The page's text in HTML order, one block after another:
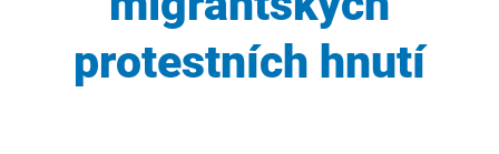
protestních hnutí